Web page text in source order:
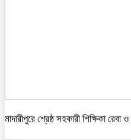
মাদারীপুরে শ্রেষ্ঠ সহকারী শিক্ষিকা রেবা